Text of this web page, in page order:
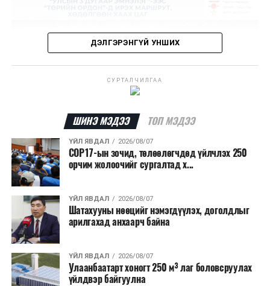
ДЭЛГЭРЭНГҮЙ УНШИХ
СУРТАЛЧИЛГАА
ШИНЭ МЭДЭЭ ТОП МЭДЭЭ
ҮЙЛ ЯВДАЛ 2026/08/07
COP17-ын зочид, төлөөлөгчдөд үйлчлэх 250
орчим жолоочийг сургалтад х...
ҮЙЛ ЯВДАЛ 2026/08/07
Шатахууны нөөцийг нэмэгдүүлэх, доголдлыг
арилгахад анхаарч байна
ҮЙЛ ЯВДАЛ 2026/08/07
Улаанбаатарт хоногт 250 м³ лаг боловсруулах
үйлдвэр байгуулна